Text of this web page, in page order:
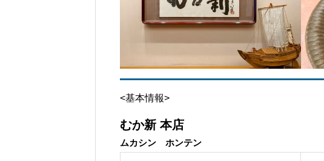
<基本情報>
むか新 本店
ムカシン ホンテン